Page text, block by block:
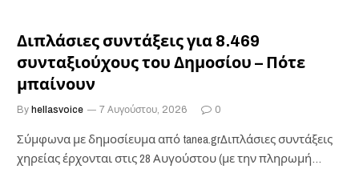
Διπλάσιες συντάξεις για 8.469
συνταξιούχους του Δημοσίου – Πότε
μπαίνουν
By hellasvoice 7 Αυγούστου, 2026 0
Σύμφωνα με δημοσίευμα από tanea.grΔιπλάσιες συντάξεις
χηρείας έρχονται στις 28 Αυγούστου (με την πληρωμή